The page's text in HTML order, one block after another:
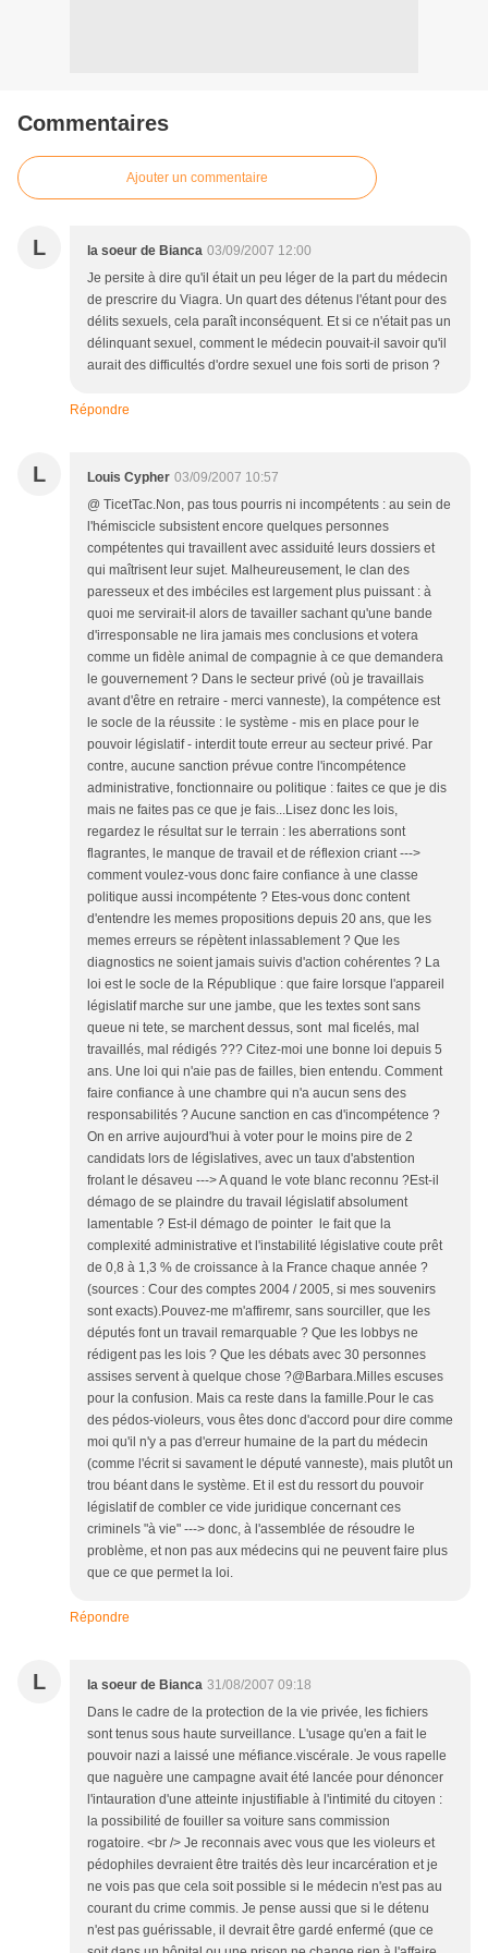
Commentaires
Ajouter un commentaire
L la soeur de Bianca 03/09/2007 12:00
Je persite à dire qu'il était un peu léger de la part du médecin
de prescrire du Viagra. Un quart des détenus l'étant pour des
délits sexuels, cela paraît inconséquent. Et si ce n'était pas un
délinquant sexuel, comment le médecin pouvait-il savoir qu'il
aurait des difficultés d'ordre sexuel une fois sorti de prison ?
Répondre
L Louis Cypher 03/09/2007 10:57
@ TicetTac.Non, pas tous pourris ni incompétents : au sein de
l'hémiscicle subsistent encore quelques personnes
compétentes qui travaillent avec assiduité leurs dossiers et
qui maîtrisent leur sujet. Malheureusement, le clan des
paresseux et des imbéciles est largement plus puissant : à
quoi me servirait-il alors de tavailler sachant qu'une bande
d'irresponsable ne lira jamais mes conclusions et votera
comme un fidèle animal de compagnie à ce que demandera
le gouvernement ? Dans le secteur privé (où je travaillais
avant d'être en retraire - merci vanneste), la compétence est
le socle de la réussite : le système - mis en place pour le
pouvoir législatif - interdit toute erreur au secteur privé. Par
contre, aucune sanction prévue contre l'incompétence
administrative, fonctionnaire ou politique : faites ce que je dis
mais ne faites pas ce que je fais...Lisez donc les lois,
regardez le résultat sur le terrain : les aberrations sont
flagrantes, le manque de travail et de réflexion criant --->
comment voulez-vous donc faire confiance à une classe
politique aussi incompétente ? Etes-vous donc content
d'entendre les memes propositions depuis 20 ans, que les
memes erreurs se répètent inlassablement ? Que les
diagnostics ne soient jamais suivis d'action cohérentes ? La
loi est le socle de la République : que faire lorsque l'appareil
législatif marche sur une jambe, que les textes sont sans
queue ni tete, se marchent dessus, sont mal ficelés, mal
travaillés, mal rédigés ??? Citez-moi une bonne loi depuis 5
ans. Une loi qui n'aie pas de failles, bien entendu. Comment
faire confiance à une chambre qui n'a aucun sens des
responsabilités ? Aucune sanction en cas d'incompétence ?
On en arrive aujourd'hui à voter pour le moins pire de 2
candidats lors de législatives, avec un taux d'abstention
frolant le désaveu ---> A quand le vote blanc reconnu ?Est-il
démago de se plaindre du travail législatif absolument
lamentable ? Est-il démago de pointer le fait que la
complexité administrative et l'instabilité législative coute prêt
de 0,8 à 1,3 % de croissance à la France chaque année ?
(sources : Cour des comptes 2004 / 2005, si mes souvenirs
sont exacts).Pouvez-me m'affiremr, sans sourciller, que les
députés font un travail remarquable ? Que les lobbys ne
rédigent pas les lois ? Que les débats avec 30 personnes
assises servent à quelque chose ?@Barbara.Milles escuses
pour la confusion. Mais ca reste dans la famille.Pour le cas
des pédos-violeurs, vous êtes donc d'accord pour dire comme
moi qu'il n'y a pas d'erreur humaine de la part du médecin
(comme l'écrit si savament le député vanneste), mais plutôt un
trou béant dans le système. Et il est du ressort du pouvoir
législatif de combler ce vide juridique concernant ces
criminels "à vie" ---> donc, à l'assemblée de résoudre le
problème, et non pas aux médecins qui ne peuvent faire plus
que ce que permet la loi.
Répondre
L la soeur de Bianca 31/08/2007 09:18
Dans le cadre de la protection de la vie privée, les fichiers
sont tenus sous haute surveillance. L'usage qu'en a fait le
pouvoir nazi a laissé une méfiance.viscérale. Je vous rapelle
que naguère une campagne avait été lancée pour dénoncer
l'intauration d'une atteinte injustifiable à l'intimité du citoyen :
la possibilité de fouiller sa voiture sans commission
rogatoire. <br /> Je reconnais avec vous que les violeurs et
pédophiles devraient être traités dès leur incarcération et je
ne vois pas que cela soit possible si le médecin n'est pas au
courant du crime commis. Je pense aussi que si le détenu
n'est pas guérissable, il devrait être gardé enfermé (que ce